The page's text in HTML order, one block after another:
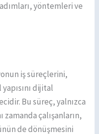
yöntemleri ve
iş süreçlerini,
dijital
Bu süreç, yalnızca
zamanda çalışanların,
de dönüşmesini